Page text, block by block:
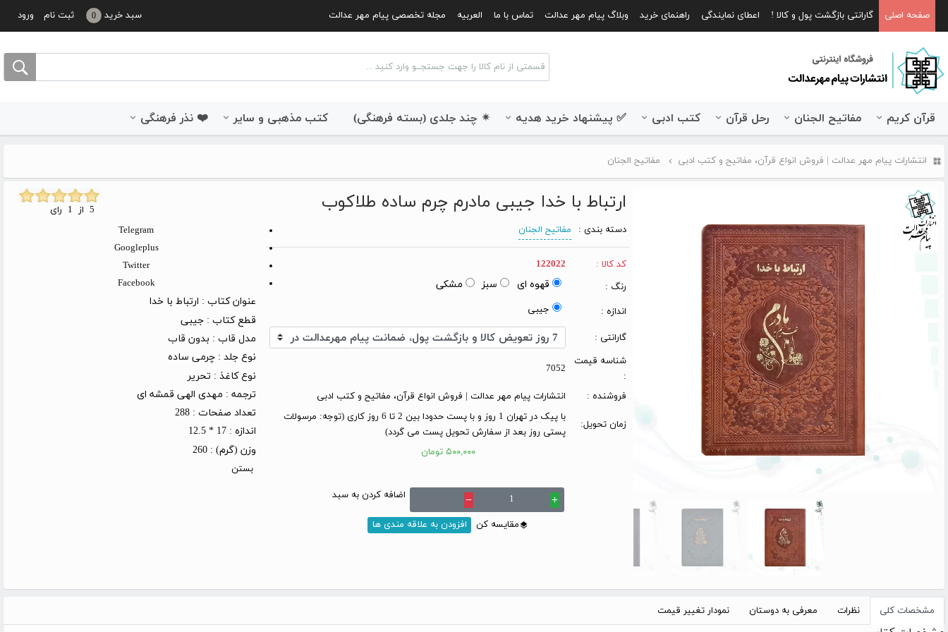
ورود ثبت نام سبد خرید 0 صفحه اصلی گارانتی بازگشت پول و کالا ! اعطای نمایندگی راهنمای خرید وبلاگ پیام مهر عدالت تماس با ما العربیه مجله تخصصی پیام مهر عدالت
قرآن کریم مفاتیح الجنان رحل قرآن کتب ادبی ✅ پیشنهاد خرید هدیه ✴ چند جلدی (بسته فرهنگی) کتب مذهبی و سایر ❤️ نذر فرهنگی
انتشارات پیام مهر عدالت | فروش انواع قرآن، مفاتیح و کتب ادبی مفاتیح الجنان
ارتباط با خدا جیبی مادرم چرم ساده طلاکوب
دسته بندی :
مفاتیح الجنان
کد کالا :
122022
رنگ :
قهوه ای سبز مشکی
اندازه : جیبی
گارانتی :
شناسه قیمت
:
7052
فروشنده : انتشارات پیام مهر عدالت | فروش انواع قرآن، مفاتیح و کتب ادبی
زمان تحویل:
با پیک در تهران 1 روز و با پست حدودا بین 2 تا 6 روز کاری (توجه: مرسولات
پستی روز بعد از سفارش تحویل پست می گردد)
۵۰۰,۰۰۰ تومان
add
remove اضافه کردن به سبد
مقایسه کن افزودن به علاقه مندی ها
Telegram
Googleplus
Twitter
Facebook
عنوان کتاب : ارتباط با خدا
قطع کتاب :جیبی
مدل قاب : بدون قاب
نوع جلد :چرمی ساده
نوع کاغذ : تحریر
ترجمه : مهدی الهی قمشه ای
تعداد صفحات :288
اندازه :17 * 12.5
وزن (گرم) :260
بستن
مشخصات کلی نظرات معرفی به دوستان نمودار تغییر قیمت